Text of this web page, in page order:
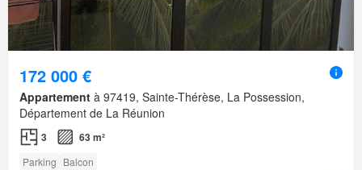
172 000 €
Appartement à 97419, Sainte-Thérèse, La Possession,
Département de La Réunion
3 63 m²
Parking Balcon